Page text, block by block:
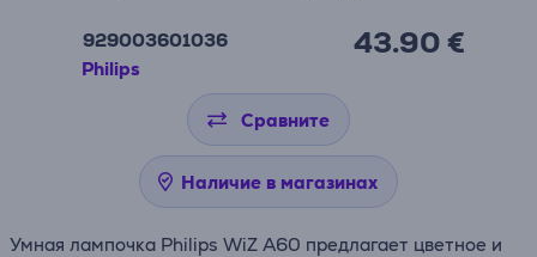
929003601036
Philips
43.90 €
Сравните
Наличие в магазинах
Умная лампочка Philips WiZ A60 предлагает цветное и